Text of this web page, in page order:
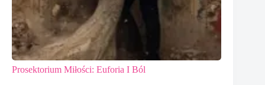
Prosektorium Miłości: Euforia I Ból